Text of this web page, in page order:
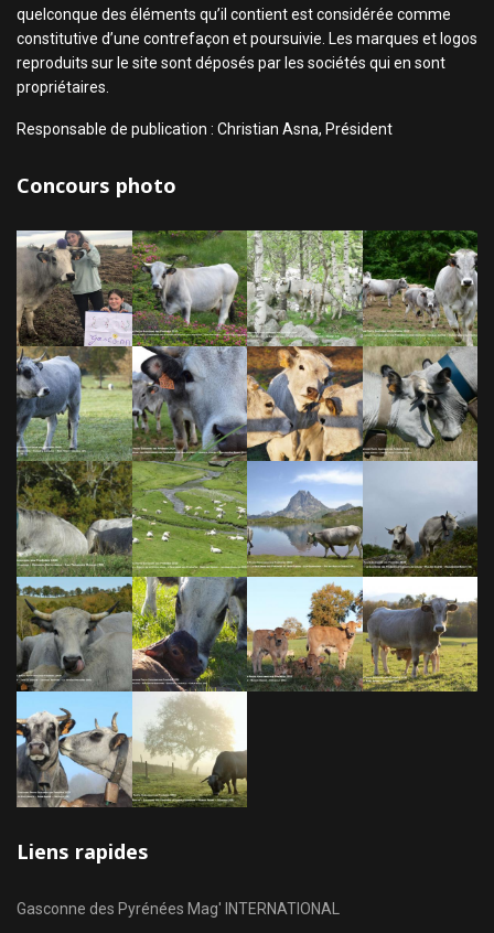
quelconque des éléments qu’il contient est considérée comme
constitutive d’une contrefaçon et poursuivie. Les marques et logos
reproduits sur le site sont déposés par les sociétés qui en sont
propriétaires.
Responsable de publication : Christian Asna, Président
Concours photo
Liens rapides
Gasconne des Pyrénées Mag' INTERNATIONAL